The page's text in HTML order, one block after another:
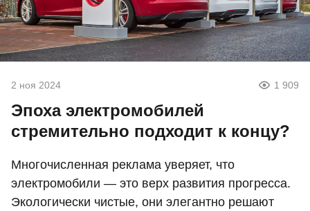
2 ноя 2024 1 909
Эпоха электромобилей
стремительно подходит к концу?
Многочисленная реклама уверяет, что
электромобили — это верх развития прогресса.
Экологически чистые, они элегантно решают